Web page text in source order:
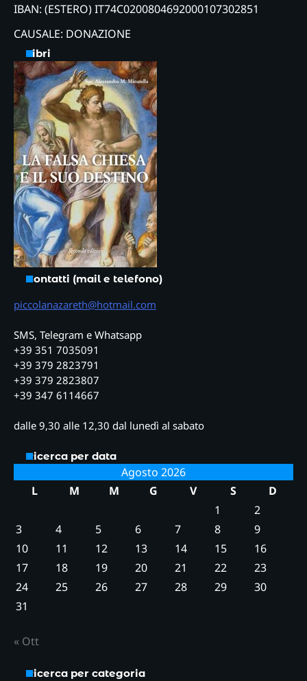
IBAN: (ESTERO) IT74C0200804692000107302851
CAUSALE: DONAZIONE
Libri
Contatti (mail e telefono)
piccolanazareth@hotmail.com
SMS, Telegram e Whatsapp
+39 351 7035091
+39 379 2823791
+39 379 2823807
+39 347 6114667
dalle 9,30 alle 12,30 dal lunedì al sabato
Ricerca per data
Agosto 2026
L
M M G V S
D
1
2
3
4 5 6 7 8
9
10
11 12 13 14 15
16
17
18 19 20 21 22
23
24
25 26 27 28 29
30
31
« Ott
Ricerca per categoria